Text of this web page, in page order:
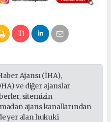
Ajansı (İHA),
ve diğer ajanslar
sitemizin
ajans kanallarından
yer alan hukuki